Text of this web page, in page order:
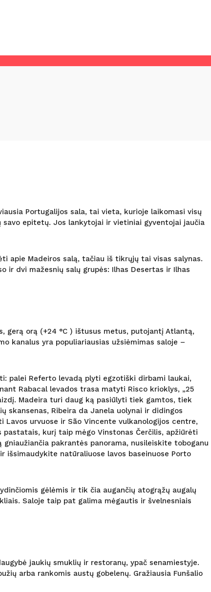
Portugalijos sala, tai vieta, kurioje laikomasi visų
epitetų. Jos lankytojai ir vietiniai gyventojai jaučia
apie Madeiros salą, tačiau iš tikrųjų tai visas salynas.
ir dvi mažesnių salų grupės: Ilhas Desertas ir Ilhas
gerą orą (+24 °C ) ištusus metus, putojantį Atlantą,
kanalus yra populiariausias užsiėmimas saloje –
palei Referto levadą plyti egzotiški dirbami laukai,
Rabacal levados trasa matyti Risco krioklys, „25
Madeira turi daug ką pasiūlyti tiek gamtos, tiek
Ribeira da Janela uolynai ir didingos
urvuose ir São Vincente vulkanologijos centre,
kurį taip mėgo Vinstonas Čerčilis, apžiūrėti
pakrantės panorama, nusileiskite toboganu
išsimaudykite natūraliuose lavos baseinuose Porto
gėlėmis ir tik čia augančių atogrąžų augalų
Saloje taip pat galima mėgautis ir švelnesniais
jaukių smuklių ir restoranų, ypač senamiestyje.
arba rankomis austų gobelenų. Gražiausia Funšalio